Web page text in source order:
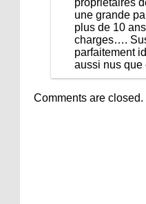
une grande
plus de 10
charges….
parfaitement
aussi nus
Comments are closed.